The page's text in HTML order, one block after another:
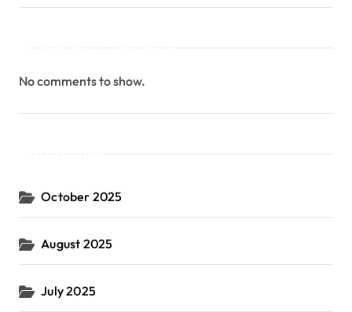
No comments to show.
October 2025
August 2025
July 2025